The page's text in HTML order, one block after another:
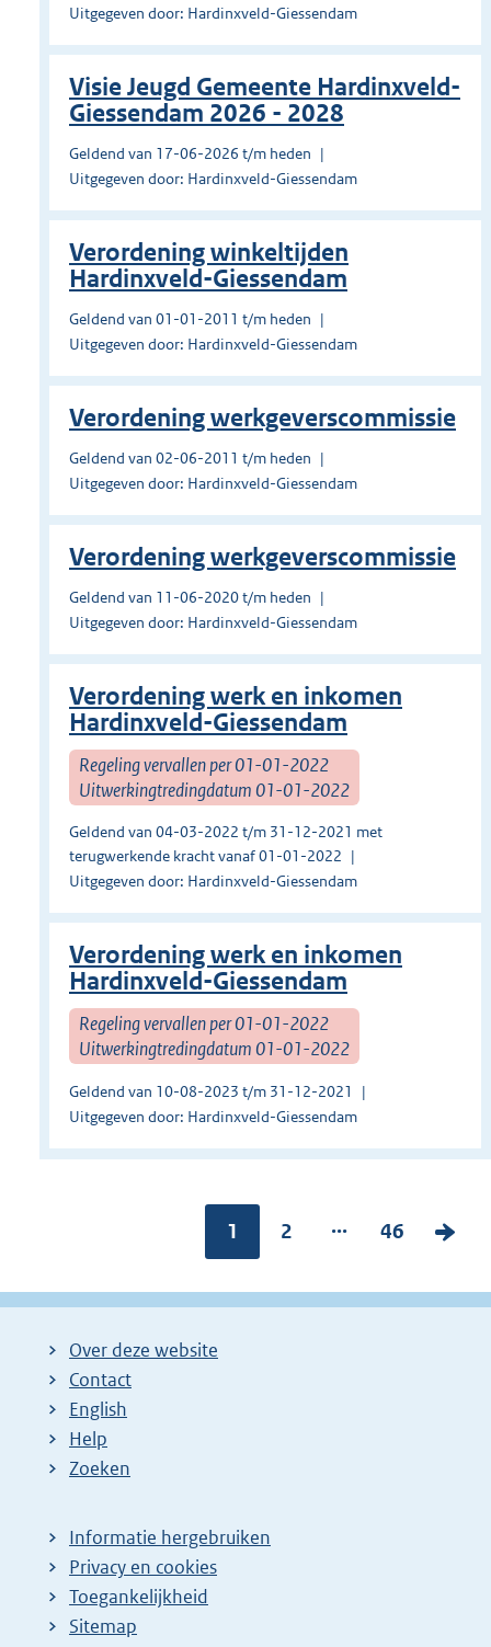
Uitgegeven door: Hardinxveld-Giessendam
Visie Jeugd Gemeente Hardinxveld-
Giessendam 2026 - 2028
Geldend van 17-06-2026 t/m heden
Uitgegeven door: Hardinxveld-Giessendam
Verordening winkeltijden
Hardinxveld-Giessendam
Geldend van 01-01-2011 t/m heden
Uitgegeven door: Hardinxveld-Giessendam
Verordening werkgeverscommissie
Geldend van 02-06-2011 t/m heden
Uitgegeven door: Hardinxveld-Giessendam
Verordening werkgeverscommissie
Geldend van 11-06-2020 t/m heden
Uitgegeven door: Hardinxveld-Giessendam
Verordening werk en inkomen
Hardinxveld-Giessendam
Regeling vervallen per 01-01-2022
Uitwerkingtredingdatum 01-01-2022
Geldend van 04-03-2022 t/m 31-12-2021 met
terugwerkende kracht vanaf 01-01-2022
Uitgegeven door: Hardinxveld-Giessendam
Verordening werk en inkomen
Hardinxveld-Giessendam
Regeling vervallen per 01-01-2022
Uitwerkingtredingdatum 01-01-2022
Geldend van 10-08-2023 t/m 31-12-2021
Uitgegeven door: Hardinxveld-Giessendam
Pagina:
1
P
g
2 ...
P
g
46
V
l
Over deze website
Contact
English
Help
Zoeken
Informatie hergebruiken
Privacy en cookies
Toegankelijkheid
Sitemap